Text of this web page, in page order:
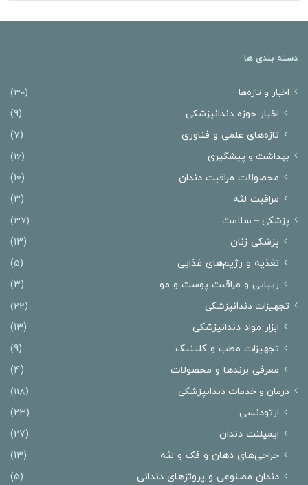
دسته بندی ها
اخبار و تازه‌ها (30)
اخبار حوزه دندانپزشکی
(9)
تازه‌های علمی و فناوری
(7)
بهداشت و پیشگیری (16)
محصولات مراقبت دندان
(10)
مراقبت لثه
(3)
پزشکی – سلامت (37)
پزشکی زنان
(13)
تغذیه و رژیم‌های غذایی
(5)
زیبایی و مراقبت پوست و مو
(3)
تجهیزات دندانپزشکی (22)
ابزار مواد دندانپزشکی
(13)
تجهیزات مطب و کلینیک
(9)
معرفی برندها و محصولات
(4)
درمان‌ و خدمات دندانپزشکی (118)
ارتودنسی
(23)
ایمپلنت دندان
(27)
جراحی‌های دهان و فک و لثه
(13)
دندان مصنوعی و پروتزهای دندانی
(5)